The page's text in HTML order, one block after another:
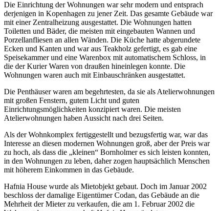
Die Einrichtung der Wohnungen war sehr modern und entsprach
derjenigen in Kopenhagen zu jener Zeit. Das gesamte Gebäude war
mit einer Zentralheizung ausgestattet. Die Wohnungen hatten
Toiletten und Bäder, die meisten mit eingebauten Wannen und
Porzellanfliesen an allen Wänden. Die Küche hatte abgerundete
Ecken und Kanten und war aus Teakholz gefertigt, es gab eine
Speisekammer und eine Warenbox mit automatischem Schloss, in
die der Kurier Waren von draußen hineinlegen konnte. Die
Wohnungen waren auch mit Einbauschränken ausgestattet.
Die Penthäuser waren am begehrtesten, da sie als Atelierwohnungen
mit großen Fenstern, gutem Licht und guten
Einrichtungsmöglichkeiten konzipiert waren. Die meisten
Atelierwohnungen haben Aussicht nach drei Seiten.
Als der Wohnkomplex fertiggestellt und bezugsfertig war, war das
Interesse an diesen modernen Wohnungen groß, aber der Preis war
zu hoch, als dass die „kleinen“ Bornholmer es sich leisten konnten,
in den Wohnungen zu leben, daher zogen hauptsächlich Menschen
mit höherem Einkommen in das Gebäude.
Hafnia House wurde als Mietobjekt gebaut. Doch im Januar 2002
beschloss der damalige Eigentümer Codan, das Gebäude an die
Mehrheit der Mieter zu verkaufen, die am 1. Februar 2002 die